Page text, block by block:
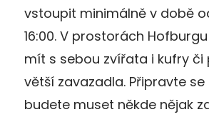
vstoupit minimálně v době
16:00. V prostorách
mít s sebou zvířata i kufry či
větší zavazadla. Připravte se
budete muset někde nějak